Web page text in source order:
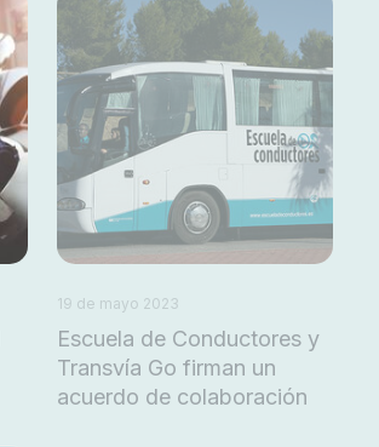
19 de mayo 2023
Escuela de Conductores y
Transvía Go firman un
acuerdo de colaboración